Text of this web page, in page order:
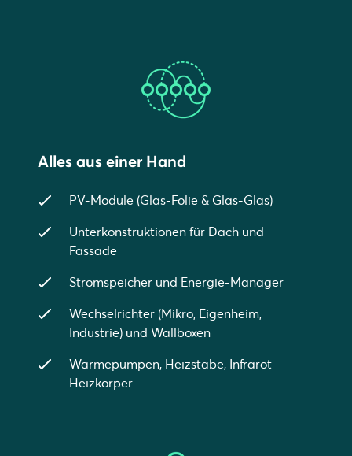
Alles aus einer Hand
PV-Module (Glas-Folie & Glas-Glas)
Unterkonstruktionen für Dach und
Fassade
Stromspeicher und Energie-Manager
Wechselrichter (Mikro, Eigenheim,
Industrie) und Wallboxen
Wärmepumpen, Heizstäbe, Infrarot-
Heizkörper